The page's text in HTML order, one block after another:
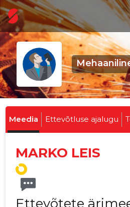
Meedia Ettevõtluse ajalugu
MARKO LEIS
Ettevõtete